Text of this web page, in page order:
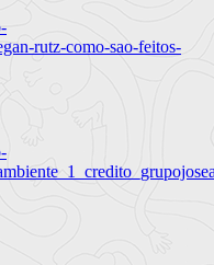
rutz-como-sao-feitos-